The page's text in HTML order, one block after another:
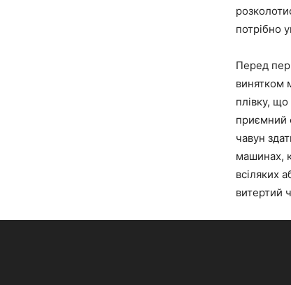
потрібно
Перед
винятком
плівку, що
приємний
чавун
машинах,
всіляких
витертий